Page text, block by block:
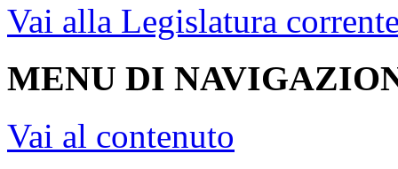
Vai alla Legislatura
MENU DI
Vai al contenuto